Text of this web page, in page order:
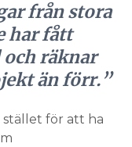
från stora
har fått
räknar
än förr.”
stället för att ha